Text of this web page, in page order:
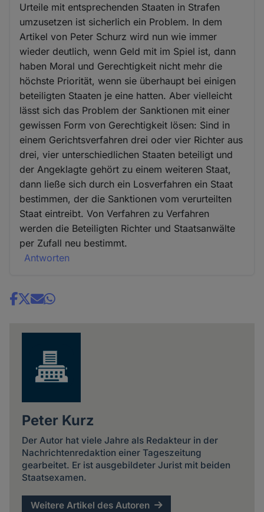
Urteile mit entsprechenden Staaten in Strafen
umzusetzen ist sicherlich ein Problem. In dem
Artikel von Peter Schurz wird nun wie immer
wieder deutlich, wenn Geld mit im Spiel ist, dann
haben Moral und Gerechtigkeit nicht mehr die
höchste Priorität, wenn sie überhaupt bei einigen
beteiligten Staaten je eine hatten. Aber vielleicht
lässt sich das Problem der Sanktionen mit einer
gewissen Form von Gerechtigkeit lösen: Sind in
einem Gerichtsverfahren drei oder vier Richter aus
drei, vier unterschiedlichen Staaten beteiligt und
der Angeklagte gehört zu einem weiteren Staat,
dann ließe sich durch ein Losverfahren ein Staat
bestimmen, der die Sanktionen vom verurteilten
Staat eintreibt. Von Verfahren zu Verfahren
werden die Beteiligten Richter und Staatsanwälte
per Zufall neu bestimmt.
Antworten
Share
Peter Kurz
Der Autor hat viele Jahre als Redakteur in der
Nachrichtenredaktion einer Tageszeitung
gearbeitet. Er ist ausgebildeter Jurist mit beiden
Staatsexamen.
Weitere Artikel des Autoren